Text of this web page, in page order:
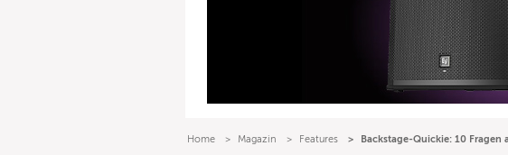
Home Magazin Features Backstage-Quickie: 10 Fragen